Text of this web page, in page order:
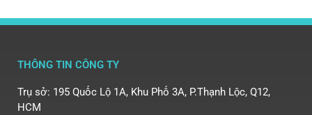
THÔNG TIN CÔNG TY
Trụ sở: 195 Quốc Lộ 1A, Khu Phố 3A, P.Thạnh Lộc, Q12,
HCM